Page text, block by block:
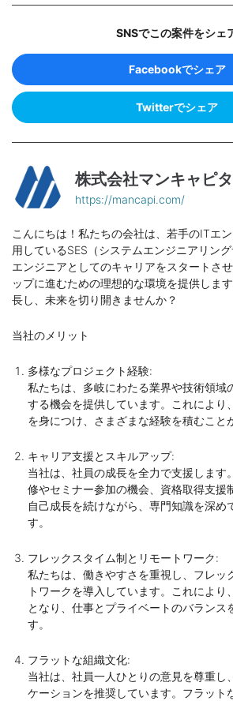
SNSでこの案件をシェ
Facebookでシェア
Twitterでシェア
株式会社マンキャピ
https://mancapi.com/
こんにちは！私たちの会社は、若手のITエ
用しているSES（システムエンジニアリング
エンジニアとしてのキャリアをスタートさ
ップに進むための理想的な環境を提供しま
長し、未来を切り開きませんか？
当社のメリット
多様なプロジェクト経験:
私たちは、多岐にわたる業界や技術領域
する機会を提供しています。これにより
を身につけ、さまざまな経験を積むこと
キャリア支援とスキルアップ:
当社は、社員の成長を全力で支援します
修やセミナー参加の機会、資格取得支援
自己成長を続けながら、専門知識を深め
す。
フレックスタイム制とリモートワーク:
私たちは、働きやすさを重視し、フレッ
トワークを導入しています。これにより
となり、仕事とプライベートのバランス
す。
フラットな組織文化:
当社は、社員一人ひとりの意見を尊重し
ケーションを推奨しています。フラット